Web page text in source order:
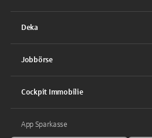
Deka
Jobbörse
Cockpit Immobilie
App Sparkasse